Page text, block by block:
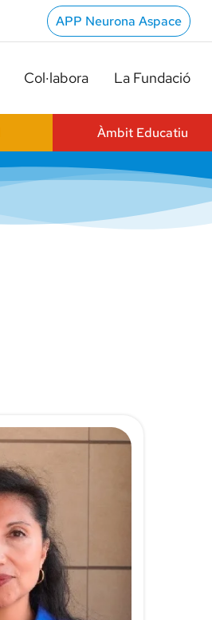
APP Neurona Aspace
Col·labora La Fundació
Àmbit Educatiu